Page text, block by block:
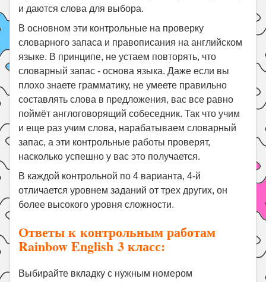
и даются слова для выбора.
В основном эти контрольные на проверку
словарного запаса и правописания на английском
языке. В принципе, не устаем повторять, что
словарный запас - основа языка. Даже если вы
плохо знаете грамматику, не умеете правильно
составлять слова в предложения, вас все равно
поймёт англоговорящий собеседник. Так что учим
и еще раз учим слова, нарабатываем словарный
запас, а эти контрольные работы проверят,
насколько успешно у вас это получается.
В каждой контрольной по 4 варианта, 4-й
отличается уровнем заданий от трех других, он
более высокого уровня сложности.
Ответы к контрольным работам
Rainbow English 3 класс:
Выбирайте вкладку с нужным номером